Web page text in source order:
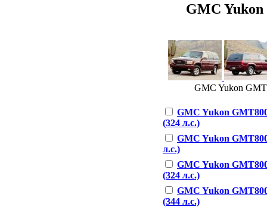
GMC Yukon
GMC Yukon
GMC Yukon
(324 л.с.)
GMC Yukon
л.с.)
GMC Yukon
(324 л.с.)
GMC Yukon
(344 л.с.)